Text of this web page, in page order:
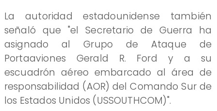
La autoridad estadounidense también
señaló que "el Secretario de Guerra ha
asignado al Grupo de Ataque de
Portaaviones Gerald R. Ford y a su
escuadrón aéreo embarcado al área de
responsabilidad (AOR) del Comando Sur de
los Estados Unidos (USSOUTHCOM)".